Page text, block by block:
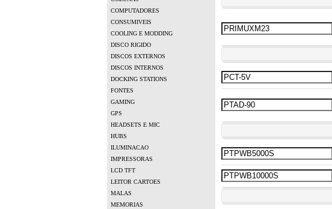
COMPUTADORES
CONSUMIVEIS
COOLING E MODDING
DISCO RIGIDO
DISCOS EXTERNOS
DISCOS INTERNOS
DOCKING STATIONS
FONTES
GAMING
GPS
HEADSETS E MIC
HUBS
ILUMINACAO
IMPRESSORAS
LCD TFT
LEITOR CARTOES
MALAS
MEMORIAS